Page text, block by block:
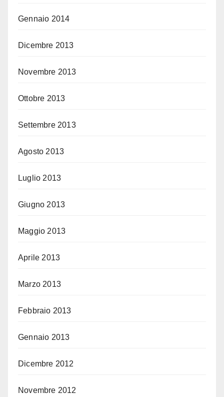
Gennaio 2014
Dicembre 2013
Novembre 2013
Ottobre 2013
Settembre 2013
Agosto 2013
Luglio 2013
Giugno 2013
Maggio 2013
Aprile 2013
Marzo 2013
Febbraio 2013
Gennaio 2013
Dicembre 2012
Novembre 2012